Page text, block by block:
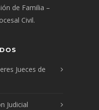
de Familia –
Civil.
Jueces de
Judicial